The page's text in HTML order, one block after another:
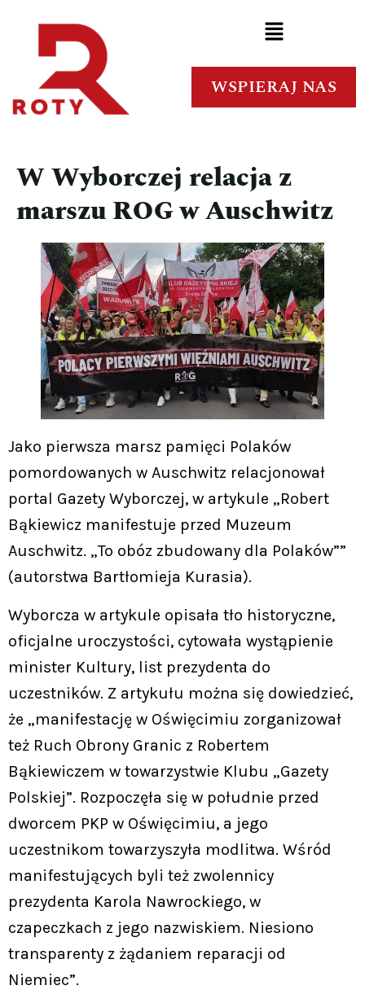
WSPIERAJ NAS
W Wyborczej relacja z
marszu ROG w Auschwitz
Jako pierwsza marsz pamięci Polaków
pomordowanych w Auschwitz relacjonował
portal Gazety Wyborczej, w artykule „Robert
Bąkiewicz manifestuje przed Muzeum
Auschwitz. „To obóz zbudowany dla Polaków””
(autorstwa Bartłomieja Kurasia).
Wyborcza w artykule opisała tło historyczne,
oficjalne uroczystości, cytowała wystąpienie
minister Kultury, list prezydenta do
uczestników. Z artykułu można się dowiedzieć,
że „manifestację w Oświęcimiu zorganizował
też Ruch Obrony Granic z Robertem
Bąkiewiczem w towarzystwie Klubu „Gazety
Polskiej”. Rozpoczęła się w południe przed
dworcem PKP w Oświęcimiu, a jego
uczestnikom towarzyszyła modlitwa. Wśród
manifestujących byli też zwolennicy
prezydenta Karola Nawrockiego, w
czapeczkach z jego nazwiskiem. Niesiono
transparenty z żądaniem reparacji od
Niemiec”.